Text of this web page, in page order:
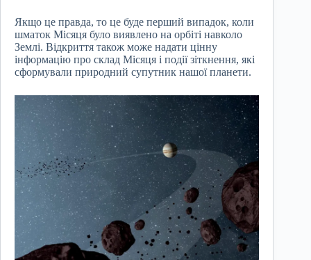
Якщо це правда, то це буде перший випадок, коли
шматок Місяця було виявлено на орбіті навколо
Землі. Відкриття також може надати цінну
інформацію про склад Місяця і події зіткнення, які
сформували природний супутник нашої планети.